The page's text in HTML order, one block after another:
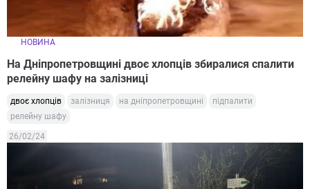
НОВИНА
На Дніпропетровщині двоє хлопців збиралися спалити
релейну шафу на залізниці
двоє хлопців залізниця на дніпропетровщині
підпалити
релейну шафу
26/02/24